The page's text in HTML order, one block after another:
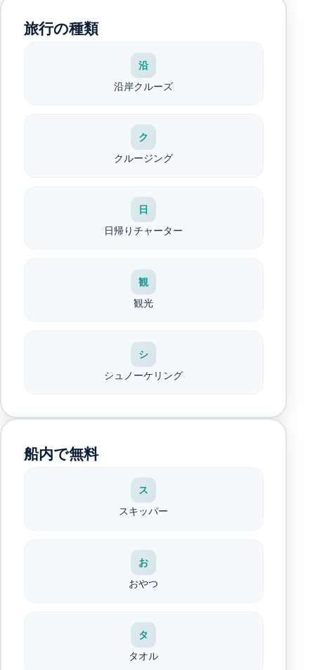
旅行の種類
沿
沿岸クルーズ
ク
クルージング
日
日帰りチャーター
観
観光
シ
シュノーケリング
船内で無料
ス
スキッパー
お
おやつ
タ
タオル